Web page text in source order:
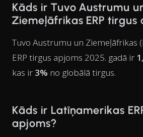
Kāds ir Tuvo Austrumu
Ziemeļāfrikas ERP tirgus
Tuvo Austrumu un Ziemeļāfrikas
ERP tirgus apjoms 2025. gadā ir
kas ir 3% no globālā tirgus.
Kāds ir Latīņamerikas
apjoms?